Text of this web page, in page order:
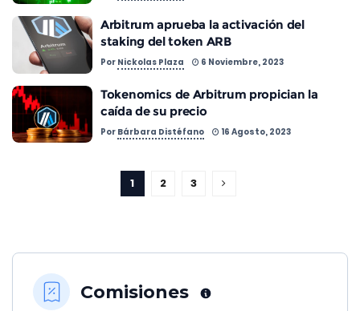
Arbitrum aprueba la activación del
staking del token ARB
Por Nickolas Plaza 6 Noviembre, 2023
Tokenomics de Arbitrum propician la
caída de su precio
Por Bárbara Distéfano 16 Agosto, 2023
1 2 3
Comisiones